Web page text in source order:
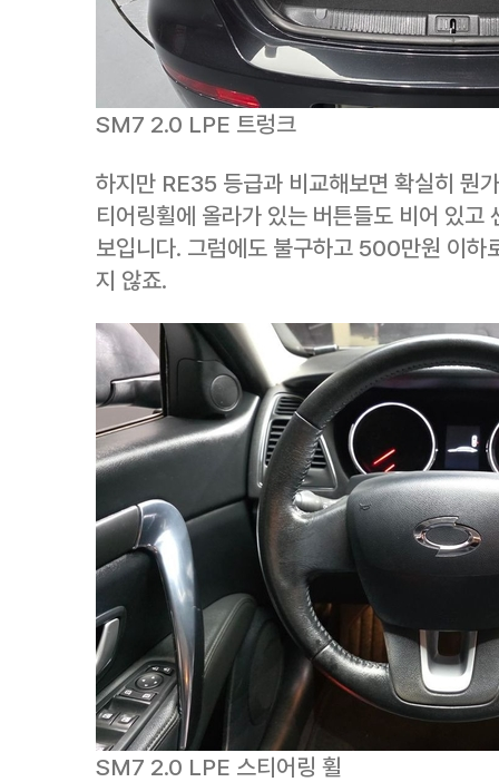
SM7 2.0 LPE 트렁크
하지만 RE35 등급과 비교해보면 확실히 뭔
티어링휠에 올라가 있는 버튼들도 비어 있고
보입니다. 그럼에도 불구하고 500만원 이하
지 않죠.
SM7 2.0 LPE 스티어링 휠